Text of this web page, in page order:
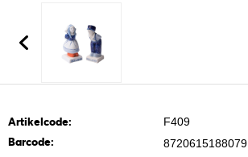
Artikelcode: F409
Barcode: 8720615188079